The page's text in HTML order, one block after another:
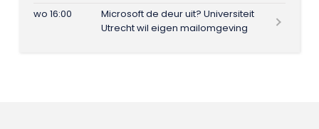
wo 16:00
Microsoft de deur uit? Universiteit
Utrecht wil eigen mailomgeving